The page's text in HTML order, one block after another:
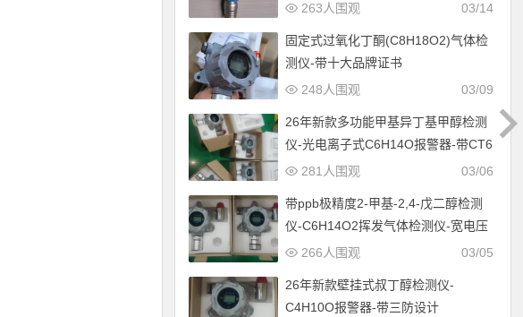
03/14
263人围观
固定式过氧化丁酮(C8H18O2)气体检
测仪-带十大品牌证书
03/09
248人围观
26年新款多功能甲基异丁基甲醇检测
仪-光电离子式C6H14O报警器-带CT6
防爆设计
03/06
281人围观
带ppb极精度2-甲基-2,4-戊二醇检测
仪-C6H14O2挥发气体检测仪-宽电压
12-30V供电
03/05
266人围观
26年新款壁挂式叔丁醇检测仪-
C4H10O报警器-带三防设计